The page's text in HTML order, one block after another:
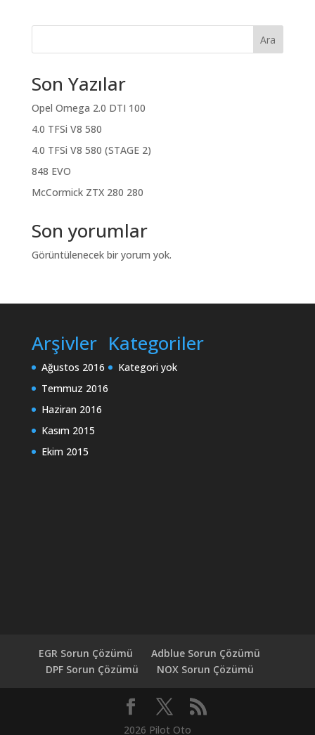
Ara
Son Yazılar
Opel Omega 2.0 DTI 100
4.0 TFSi V8 580
4.0 TFSi V8 580 (STAGE 2)
848 EVO
McCormick ZTX 280 280
Son yorumlar
Görüntülenecek bir yorum yok.
Arşivler
Ağustos 2016
Temmuz 2016
Haziran 2016
Kasım 2015
Ekim 2015
Kategoriler
Kategori yok
EGR Sorun Çözümü
Adblue Sorun Çözümü
DPF Sorun Çözümü
NOX Sorun Çözümü
2026 Pilot Oto